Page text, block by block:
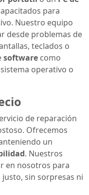
para
Nuestro equipo
desde problemas de
teclados o
software como
operativo o
de reparación
Ofrecemos
un
. Nuestros
en nosotros para
sin sorpresas ni